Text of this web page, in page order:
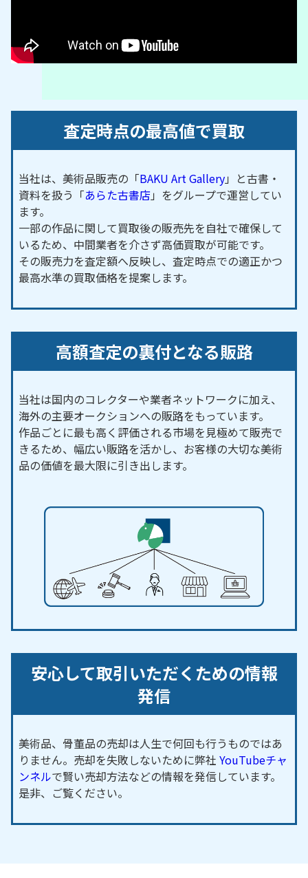
査定時点の最高値で買取
当社は、美術品販売の「BAKU Art Gallery」と古書・
資料を扱う「あらた古書店」をグループで運営してい
ます。
一部の作品に関して買取後の販売先を自社で確保して
いるため、中間業者を介さず高価買取が可能です。
その販売力を査定額へ反映し、査定時点での適正かつ
最高水準の買取価格を提案します。
高額査定の裏付となる販路
当社は国内のコレクターや業者ネットワークに加え、
海外の主要オークションへの販路をもっています。
作品ごとに最も高く評価される市場を見極めて販売で
きるため、幅広い販路を活かし、お客様の大切な美術
品の価値を最大限に引き出します。
安心して取引いただくための情報
発信
美術品、骨董品の売却は人生で何回も行うものではあ
りません。売却を失敗しないために弊社 YouTubeチャ
ンネルで賢い売却方法などの情報を発信しています。
是非、ご覧ください。